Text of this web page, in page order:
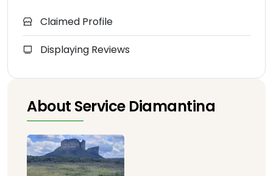
Claimed Profile
Displaying Reviews
About Service Diamantina